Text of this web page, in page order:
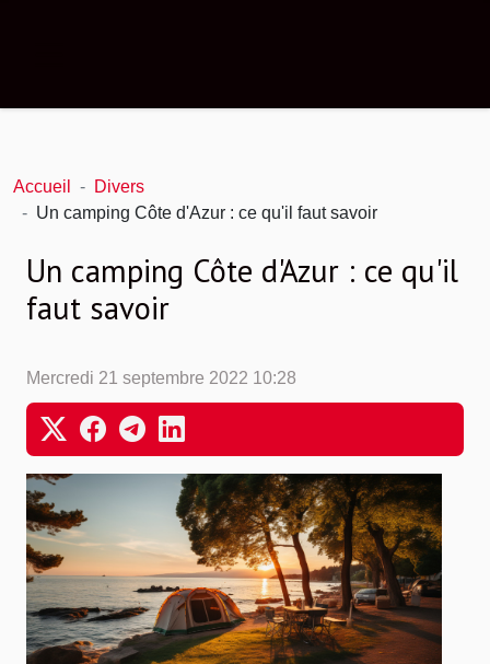
Accueil
Divers
Un camping Côte d'Azur : ce qu'il faut savoir
Un camping Côte d'Azur : ce qu'il
faut savoir
Mercredi 21 septembre 2022 10:28